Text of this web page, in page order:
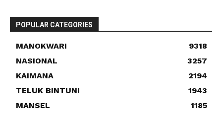
POPULAR CATEGORIES
MANOKWARI
9318
NASIONAL
3257
KAIMANA
2194
TELUK BINTUNI
1943
MANSEL
1185